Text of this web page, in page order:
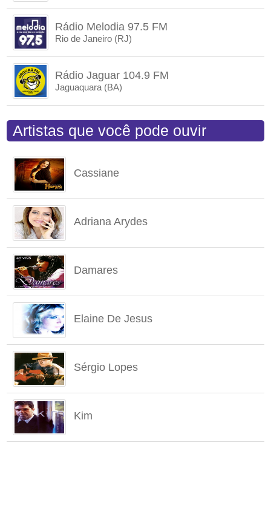
Rádio Melodia 97.5 FM
Rio de Janeiro (RJ)
Rádio Jaguar 104.9 FM
Jaguaquara (BA)
Artistas que você pode ouvir
Cassiane
Adriana Arydes
Damares
Elaine De Jesus
Sérgio Lopes
Kim